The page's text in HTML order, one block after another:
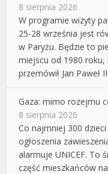
8 sierpnia 2026
W programie wizyty
25-28 września jest
w Paryżu. Będzie to
miejscu od 1980
przemówił Jan Paweł II.
Gaza: mimo rozejmu
8 sierpnia 2026
Co najmniej 300
ogłoszenia
alarmuje UNICEF. To
część mieszkańców